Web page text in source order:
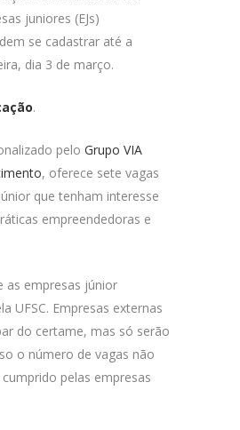
juniores (EJs)
se cadastrar até a
dia 3 de março.
.
pelo Grupo VIA
, oferece sete vagas
que tenham interesse
empreendedoras e
as empresas júnior
UFSC. Empresas externas
do certame, mas só serão
o número de vagas não
pelas empresas